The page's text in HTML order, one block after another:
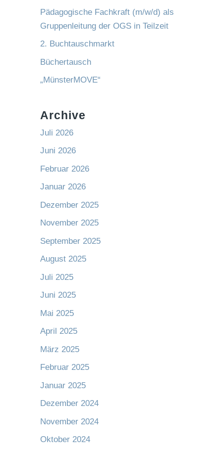
Pädagogische Fachkraft (m/w/d) als
Gruppenleitung der OGS in Teilzeit
2. Buchtauschmarkt
Büchertausch
„MünsterMOVE“
Archive
Juli 2026
Juni 2026
Februar 2026
Januar 2026
Dezember 2025
November 2025
September 2025
August 2025
Juli 2025
Juni 2025
Mai 2025
April 2025
März 2025
Februar 2025
Januar 2025
Dezember 2024
November 2024
Oktober 2024